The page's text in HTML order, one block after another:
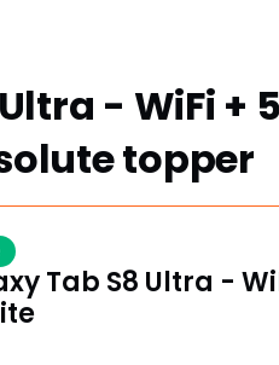
- WiFi +
topper
Tab S8 Ultra -